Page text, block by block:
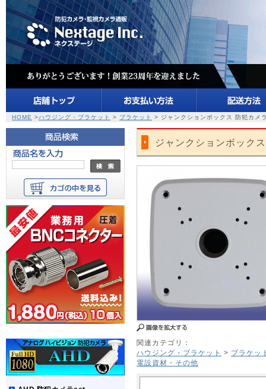
HOME >ハウジング・ブラケット > ブラケット > ジャンクションボックス 防犯カメ
ジャンクションボック
関連カテゴリ：
ハウジング・ブラケット
> ブラケッ
電設資材・その他